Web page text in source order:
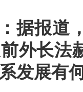
据报道
外长法
发展有